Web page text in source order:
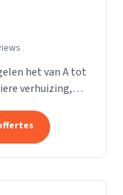
het van A tot
verhuizing,
inpakken en
opslag — u